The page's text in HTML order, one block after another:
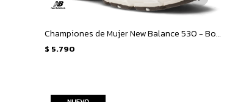
Championes de Mujer New Balance 530 - Bordó
$ 5.790